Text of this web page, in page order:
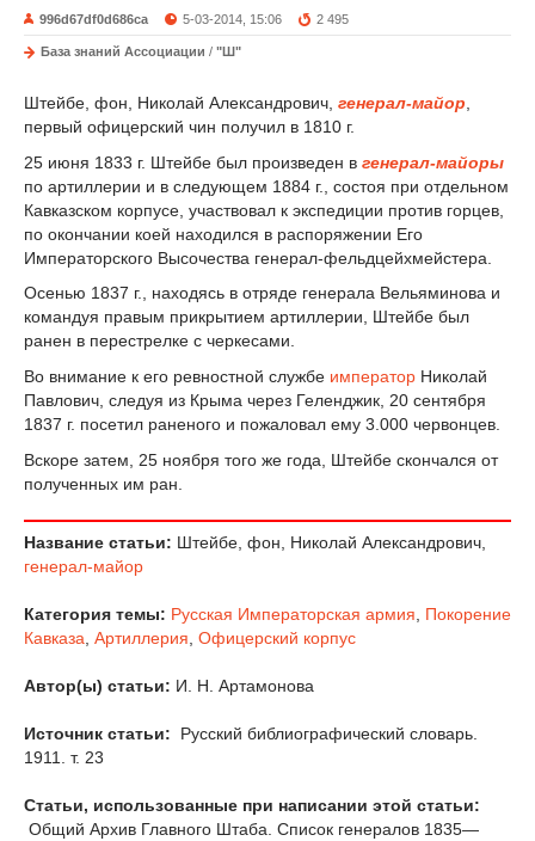
996d67df0d686ca 5-03-2014, 15:06 2 495
База знаний Ассоциации / "Ш"
Штейбе, фон, Николай Александрович, генерал-майор
первый офицерский чин получил в 1810 г.
25 июня 1833 г. Штейбе был произведен в генерал-майоры
по артиллерии и в следующем 1884 г., состоя при отдельном
Кавказском корпусе, участвовал к экспедиции против горцев,
по окончании коей находился в распоряжении Его
Императорского Высочества генерал-фельдцейхмейстера.
Осенью 1837 г., находясь в отряде генерала Вельяминова и
командуя правым прикрытием артиллерии, Штейбе был
ранен в перестрелке с черкесами.
Во внимание к его ревностной службе император Николай
Павлович, следуя из Крыма через Геленджик, 20 сентября
1837 г. посетил раненого и пожаловал ему 3.000 червонцев.
Вскоре затем, 25 ноября того же года, Штейбе скончался от
полученных им ран.
Название статьи: Штейбе, фон, Николай Александрович,
генерал-майор
Категория темы: Русская Императорская армия
Покорение
Кавказа Артиллерия Офицерский корпус
Автор(ы) статьи: И. Н. Артамонова
Источник статьи:
Русский библиографический словарь.
1911. т. 23
Статьи, использованные при написании этой статьи:
Общий Архив Главного Штаба. Список генералов 1835—